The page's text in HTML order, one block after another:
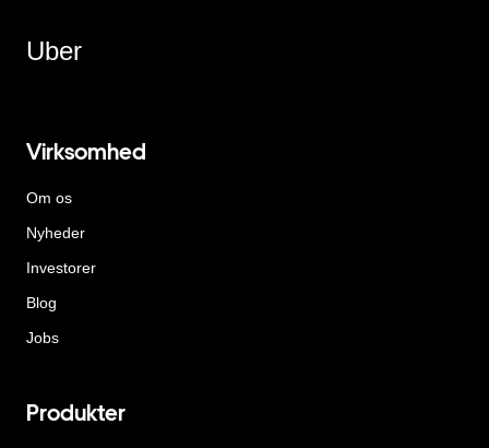
Uber
Virksomhed
Om os
Nyheder
Investorer
Blog
Jobs
Produkter